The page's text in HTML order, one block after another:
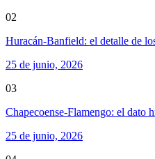
02
Huracán-Banfield: el detalle de
25 de junio, 2026
03
Chapecoense-Flamengo: el dato
25 de junio, 2026